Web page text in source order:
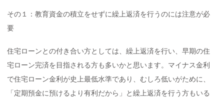
その１：教育資金の積立をせずに繰上返済を行うのには注意が必
要
住宅ローンとの付き合い方としては、繰上返済を行い、早期の住
宅ローン完済を目指される方も多いかと思います。マイナス金利
で住宅ローン金利が史上最低水準であり、むしろ低いがために、
「定期預金に預けるより有利だから」と繰上返済を行う方もいる